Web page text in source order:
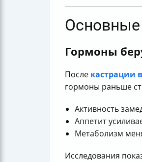
Основные
Гормоны
После кастрации
гормоны раньше
Активность
Аппетит
Метаболизм
Исследования